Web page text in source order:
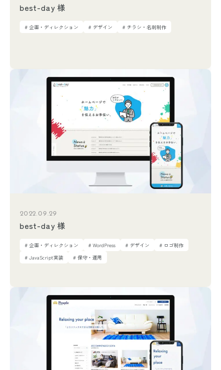
best-day 様
# 企画・ディレクション # デザイン # チラシ・名刺制作
2022.09.29
best-day 様
# 企画・ディレクション # WordPress # デザイン
# ロゴ制作
# JavaScript実装
# 保守・運用